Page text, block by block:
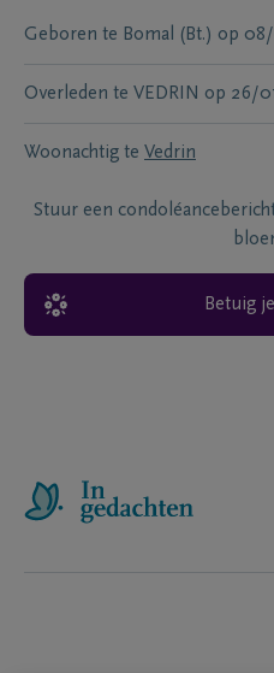
Geboren te Bomal (Bt.) op 08/
Overleden te VEDRIN op 26/
Woonachtig te Vedrin
Stuur een
Betuig